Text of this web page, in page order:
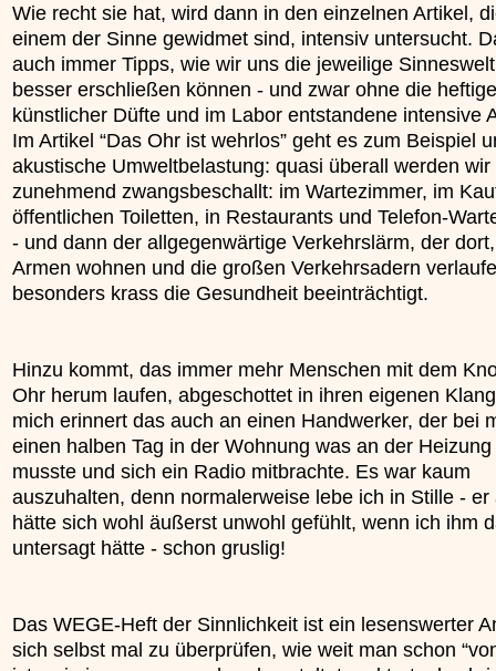
Wie recht sie hat, wird dann in den einzelnen Artikel,
einem der Sinne gewidmet sind, intensiv untersucht.
auch immer Tipps, wie wir uns die jeweilige
besser erschließen können - und zwar ohne die
künstlicher Düfte und im Labor entstandene intensive
Im Artikel “Das Ohr ist wehrlos” geht es zum Beispiel
akustische Umweltbelastung: quasi überall werden wir
zunehmend zwangsbeschallt: im Wartezimmer, im
öffentlichen Toiletten, in Restaurants und Telefon-
- und dann der allgegenwärtige Verkehrslärm, der
Armen wohnen und die großen Verkehrsadern
besonders krass die Gesundheit beeinträchtigt.
Hinzu kommt, das immer mehr Menschen mit dem
Ohr herum laufen, abgeschottet in ihren eigenen
mich erinnert das auch an einen Handwerker, der bei
einen halben Tag in der Wohnung was an der
musste und sich ein Radio mitbrachte. Es war kaum
auszuhalten, denn normalerweise lebe ich in Stille - er
hätte sich wohl äußerst unwohl gefühlt, wenn ich ihm
untersagt hätte - schon gruslig!
Das WEGE-Heft der Sinnlichkeit ist ein lesenswerter
sich selbst mal zu überprüfen, wie weit man schon